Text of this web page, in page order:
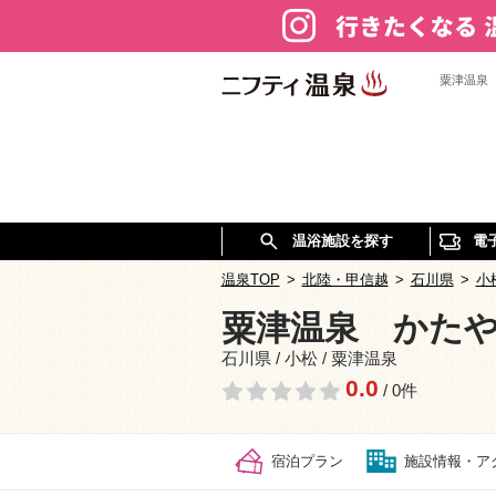
粟津温泉
温浴施設を探す 電
温泉TOP > 北陸・甲信越 > 石川県 > 小
粟津温泉 かた
石川県 / 小松 / 粟津温泉
0.0 / 0件
宿泊プラン 施設情報・ア